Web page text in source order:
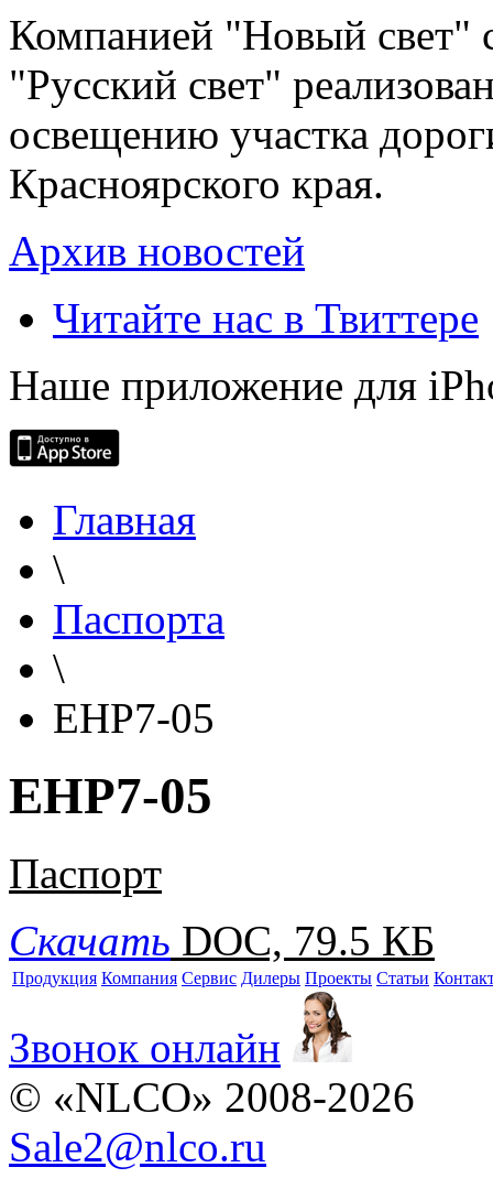
Компанией "Новый свет"
"Русский свет"
освещению участка
Красноярского края.
Архив новостей
Читайте нас в Твиттере
Наше приложение для
Главная
\
Паспорта
\
EHP7-05
EHP7-05
Паспорт
Скачать DOC, 79.5 КБ
Продукция Компания Сервис Дилеры Проекты Статьи
Звонок онлайн
© «NLCO» 2008-2026
Sale2@nlco.ru